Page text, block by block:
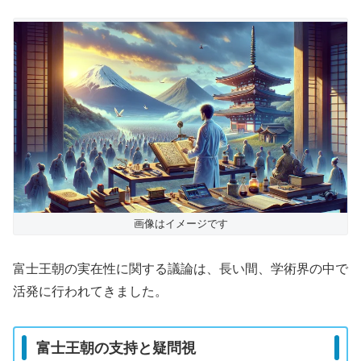
画像はイメージです
富士王朝の実在性に関する議論は、長い間、学術界の中で
活発に行われてきました。
富士王朝の支持と疑問視